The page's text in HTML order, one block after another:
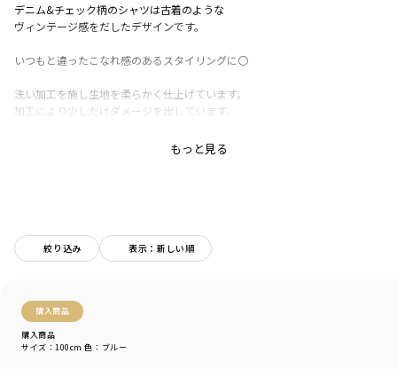
絞り込み 表示：新しい順
購入商品
購入商品
サイズ：100cm 色：ブルー
デニム&チェック柄のシャツは古着のような
ヴィンテージ感をだしたデザインです。
いつもと違ったこなれ感のあるスタイリングに〇
洗い加工を施し生地を柔らかく仕上げています。
加工により少しだけダメージを出しています。
袖口をリブにしているのでカジュアルに着用して
■素材
-----
透け感：なし
もっと見る